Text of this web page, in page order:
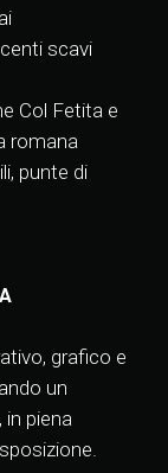
scavi
Col Fetita e
romana
punte di
grafico e
un
, in piena